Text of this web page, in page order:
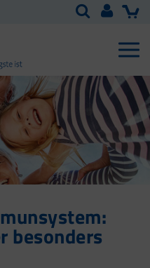
besonders